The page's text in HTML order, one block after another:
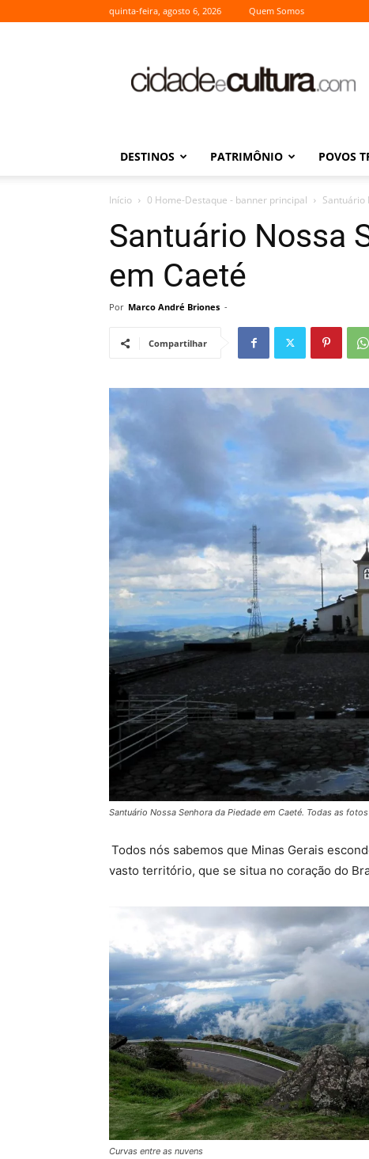
quinta-feira, agosto 6, 2026 Quem Somos
Cultura
DESTINOS PATRIMÔNIO POVOS
Início 0 Home-Destaque - banner principal Santuário
Santuário Nossa
em Caeté
Por Marco André Briones -
Compartilhar
Santuário Nossa Senhora da Piedade em Caeté. Todas as
Todos nós sabemos que Minas Gerais
vasto território, que se situa no coração do
Curvas entre as nuvens